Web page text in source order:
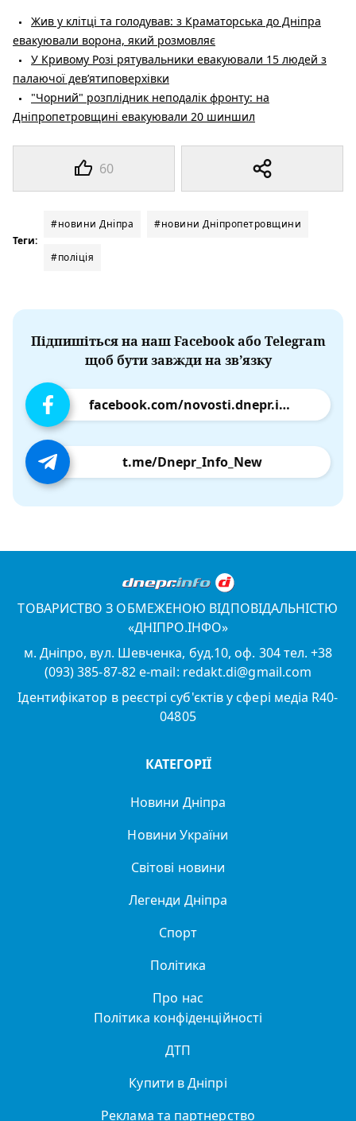
60
Жив у клітці та голодував: з Краматорська до Дніпра
евакуювали ворона, який розмовляє
У Кривому Розі рятувальники евакуювали 15 людей з
палаючої дев’ятиповерхівки
"Чорний" розплідник неподалік фронту: на
Дніпропетровщині евакуювали 20 шиншил
Теги:
#новини Дніпра #новини Дніпропетровщини
#поліція
Підпишіться на наш Facebook або Telegram
щоб бути завжди на зв’язку
facebook.com/novosti.dnepr.info
t.me/Dnepr_Info_New
ТОВАРИСТВО З ОБМЕЖЕНОЮ ВІДПОВІДАЛЬНІСТЮ
«ДНІПРО.ІНФО»
м. Дніпро, вул. Шевченка, буд.10, оф. 304 тел. +38
(093) 385-87-82 e-mail: redakt.di@gmail.com
Ідентифікатор в реєстрі суб'єктів у сфері медіа R40-
04805
КАТЕГОРІЇ
Новини Дніпра
Новини України
Світові новини
Легенди Дніпра
Спорт
Політика
Про нас
Політика конфіденційності
ДТП
Купити в Дніпрі
Реклама та партнерство